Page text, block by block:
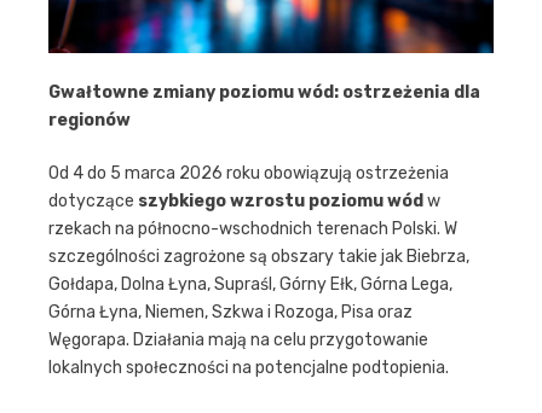
Gwałtowne zmiany poziomu wód: ostrzeżenia dla
regionów
Od 4 do 5 marca 2026 roku obowiązują ostrzeżenia
dotyczące szybkiego wzrostu poziomu wód w
rzekach na północno-wschodnich terenach Polski. W
szczególności zagrożone są obszary takie jak Biebrza,
Gołdapa, Dolna Łyna, Supraśl, Górny Ełk, Górna Lega,
Górna Łyna, Niemen, Szkwa i Rozoga, Pisa oraz
Węgorapa. Działania mają na celu przygotowanie
lokalnych społeczności na potencjalne podtopienia.